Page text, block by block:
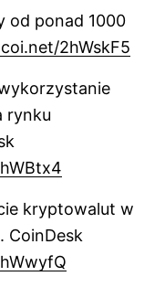
od ponad 1000
2hWskF5
rynku
kryptowalut w
CoinDesk